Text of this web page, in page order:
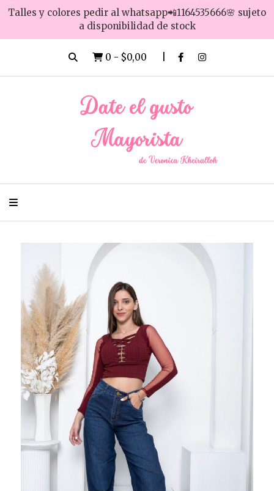
Talles y colores pedir al whatsapp📲1164535666🌸 sujeto
a disponibilidad de stock
0 - $0,00